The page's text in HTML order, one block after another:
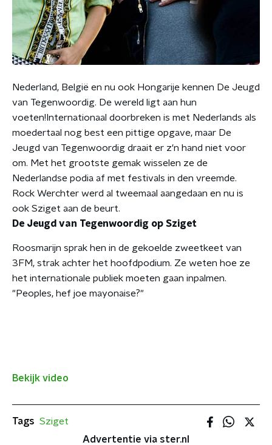
Nederland, België en nu ook Hongarije kennen De Jeugd
van Tegenwoordig. De wereld ligt aan hun
voeten!Internationaal doorbreken is met Nederlands als
moedertaal nog best een pittige opgave, maar De
Jeugd van Tegenwoordig draait er z'n hand niet voor
om. Met het grootste gemak wisselen ze de
Nederlandse podia af met festivals in den vreemde.
Rock Werchter werd al tweemaal aangedaan en nu is
ook Sziget aan de beurt.
De Jeugd van Tegenwoordig op Sziget
Roosmarijn sprak hen in de gekoelde zweetkeet van
3FM, strak achter het hoofdpodium. Ze weten hoe ze
het internationale publiek moeten gaan inpalmen.
"Peoples, hef joe mayonaise?"
Bekijk video
Tags Sziget
Advertentie via ster.nl